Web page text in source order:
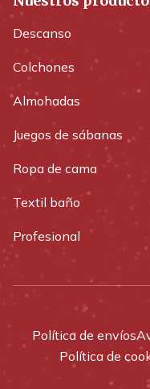
Descanso
Colchones
Almohadas
Juegos de sábanas
Ropa de cama
Textil baño
Profesional
Política de envíos
Política de